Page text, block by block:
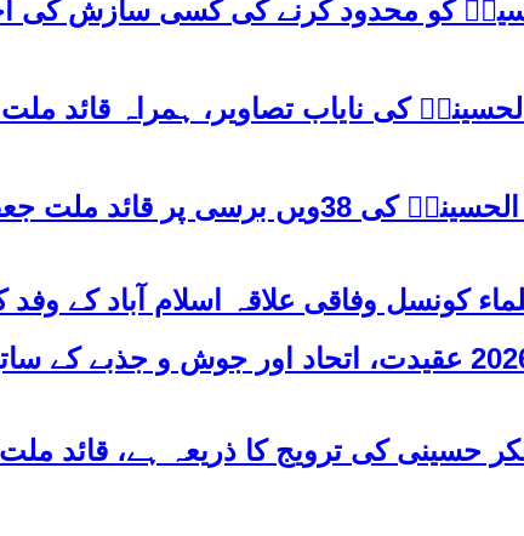
حسینؑ کو محدود کرنے کی کسی سازش کی
کی نایاب تصاویر، ہمراہ قائد
شہید قائد علامہ عارف حسین الحسینیؒ کی
کونسل وفاقی علاقہ اسلام آباد کے
پاکستان بھر میں اربعین حسینی 2026 عقیدت، اتحاد